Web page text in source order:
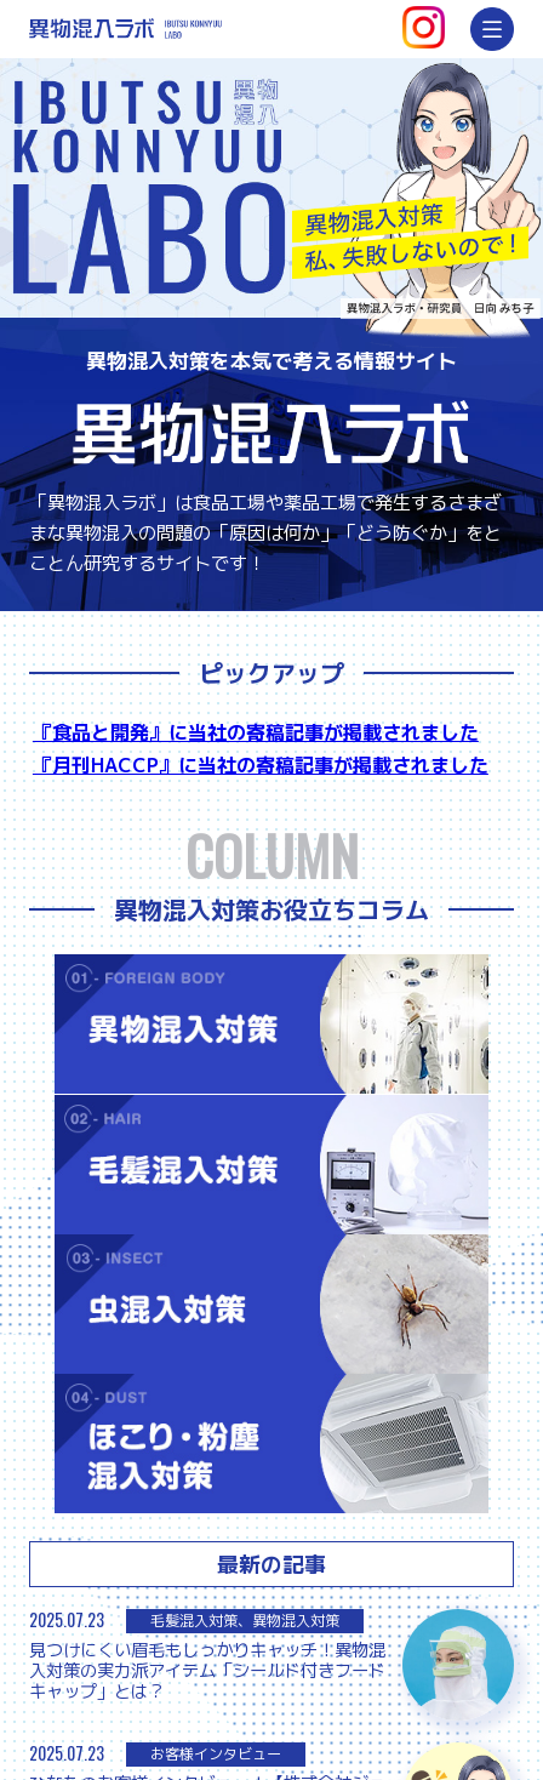
異物混入ラボ |インスタ
異物混入対策を本気で考える情報サイト
異
「異物混入ラボ」は食品工場や薬品工場で発生するさまざ
まな異物混入の問題の「原因は何か」「どう防ぐか」をと
ことん研究するサイトです！
ピックアップ
『食品と開発』に当社の寄稿記事が掲載されました
『月刊HACCP』に当社の寄稿記事が掲載されました
COLUMN
異物混入対策お役立ちコラム
異物
毛髪
虫混
ほこ
最新の記事
2025.07.23
見つけにくい眉毛もしっかりキャッチ！異物混
入対策の実力派アイテム「シールド付きフード
キャップ」とは？
毛髪混入対策、異物混入対策
2025.07.23 お客様インタビュー